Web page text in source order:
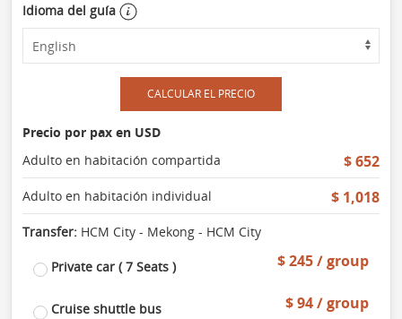
Idioma del guía
CALCULAR EL PRECIO
Precio por pax en USD
Adulto en habitación compartida
$ 652
Adulto en habitación individual $ 1,018
Transfer: HCM City - Mekong - HCM City
Private car ( 7 Seats ) $ 245 / group
Cruise shuttle bus $ 94 / group